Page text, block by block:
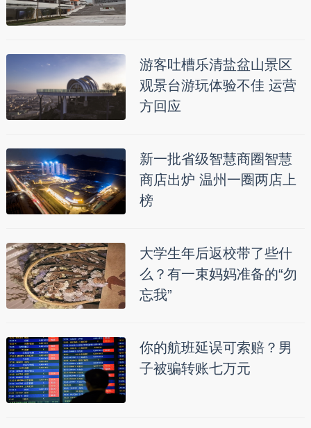
游客吐槽乐清盐盆山景区
观景台游玩体验不佳 运营
方回应
新一批省级智慧商圈智慧
商店出炉 温州一圈两店上
榜
大学生年后返校带了些什
么？有一束妈妈准备的“勿
忘我”
你的航班延误可索赔？男
子被骗转账七万元